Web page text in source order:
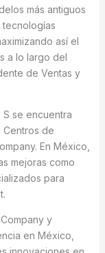
más antiguos
así el
a lo largo del
de Ventas y
se encuentra
Centros de
En México,
mejoras como
para
y
en México,